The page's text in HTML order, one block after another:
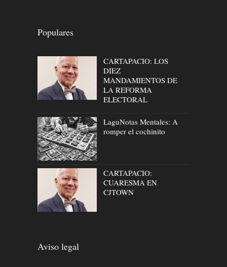
Populares
CARTAPACIO: LOS
DIEZ
MANDAMIENTOS DE
LA REFORMA
ELECTORAL
LaguNotas Mentales: A
romper el cochinito
CARTAPACIO:
CUARESMA EN
CJTOWN
Aviso legal